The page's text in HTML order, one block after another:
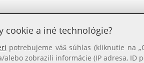
cookie a iné technológie?
potrebujeme váš súhlas (kliknutie na
alebo zobrazili informácie (IP adresa, ID